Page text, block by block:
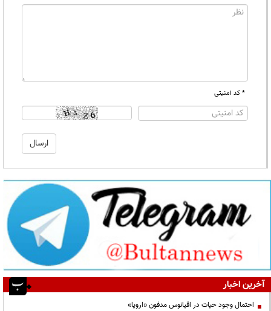
* کد امنیتی
آخرین اخبار
احتمال وجود حیات در اقیانوس مدفون «اروپا»